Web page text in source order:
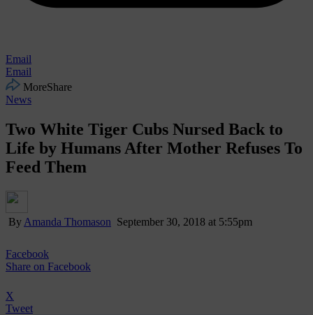
Email
Email
MoreShare
News
Two White Tiger Cubs Nursed Back to
Life by Humans After Mother Refuses To
Feed Them
By Amanda Thomason September 30, 2018 at 5:55pm
Facebook
Share on Facebook
X
Tweet